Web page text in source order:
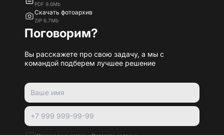
PDF 9.6Mb
Скачать фотоархив
ZIP 6.7Mb
Поговорим?
Вы расскажете про свою задачу, а мы с
командой подберем лучшее решение